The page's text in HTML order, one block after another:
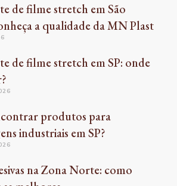
de filme stretch em São
a qualidade da MN Plast
de filme stretch em SP: onde
produtos para
industriais em SP?
na Zona Norte: como